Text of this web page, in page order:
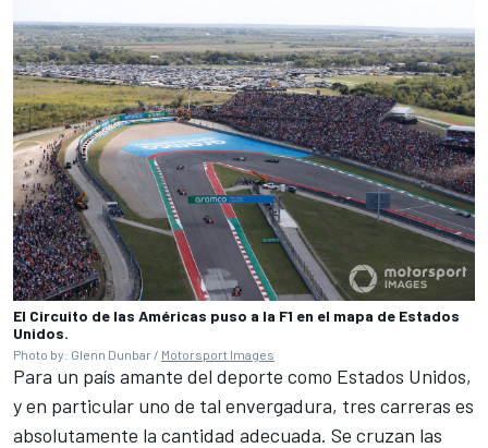
El Circuito de las Américas puso a la F1 en el mapa de Estados
Unidos.
Photo by: Glenn Dunbar / Motorsport Images
Para un país amante del deporte como Estados Unidos,
y en particular uno de tal envergadura, tres carreras es
absolutamente la cantidad adecuada. Se cruzan las